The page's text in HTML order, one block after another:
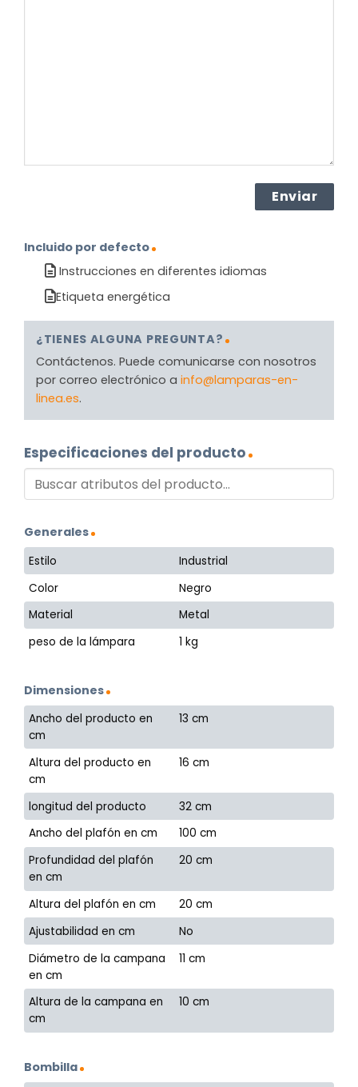
Incluido por defecto
Instrucciones en diferentes idiomas
Etiqueta energética
¿TIENES ALGUNA PREGUNTA?
Contáctenos. Puede comunicarse con nosotros
por correo electrónico a info@lamparas-en-
linea.es.
Especificaciones del producto
Generales
Estilo
Industrial
Color
Negro
Material
Metal
peso de la lámpara
1 kg
Dimensiones
Ancho del producto en
cm
13 cm
Altura del producto en
cm
16 cm
longitud del producto
32 cm
Ancho del plafón en cm
100 cm
Profundidad del plafón
en cm
20 cm
Altura del plafón en cm
20 cm
Ajustabilidad en cm
No
Diámetro de la campana
en cm
11 cm
Altura de la campana en
cm
10 cm
Bombilla